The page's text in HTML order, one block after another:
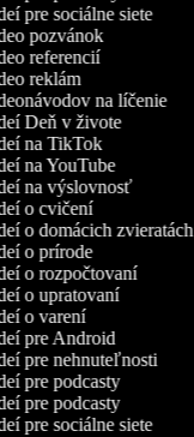
pre sociálne siete
pozvánok
referencií
reklám
na líčenie
Deň v živote
na TikTok
na YouTube
na výslovnosť
o cvičení
o domácich zvieratách
o prírode
o rozpočtovaní
o upratovaní
o varení
pre Android
pre nehnuteľnosti
pre podcasty
pre podcasty
pre sociálne siete